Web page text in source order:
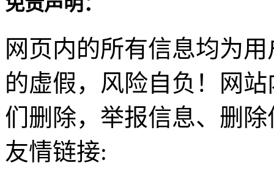
网页内的所有信息均为
的虚假，风险自负！网
们删除，举报信息、删
友情链接: